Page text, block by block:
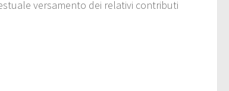
versamento dei relativi contributi